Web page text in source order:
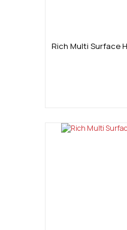
Rich Multi Surface